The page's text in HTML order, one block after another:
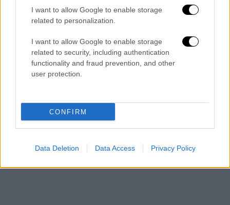
I want to allow Google to enable storage
related to personalization.
I want to allow Google to enable storage
related to security, including authentication
functionality and fraud prevention, and other
user protection.
CONFIRM
Data Deletion Data Access Privacy Policy
του «West Side Story» (pics)
Ο Στίβεν Σπίλμπεργκ επέλεξε τη 17χρονη
ΑΛΛΑ #TAGS
ταινία
Netflix
The Witches
Ρεβέκκα